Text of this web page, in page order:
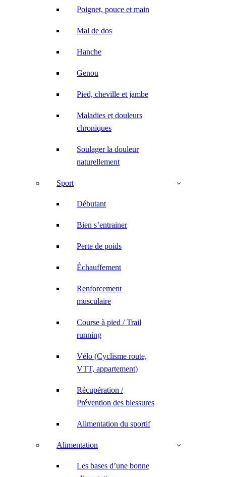
Poignet, pouce et main
Mal de dos
Hanche
Genou
Pied, cheville et jambe
Maladies et douleurs
chroniques
Soulager la douleur
naturellement
Sport
Débutant
Bien s’entrainer
Perte de poids
Échauffement
Renforcement
musculaire
Course à pied / Trail
running
Vélo (Cyclisme route,
VTT, appartement)
Récupération /
Prévention des blessures
Alimentation du sportif
Alimentation
Les bases d’une bonne